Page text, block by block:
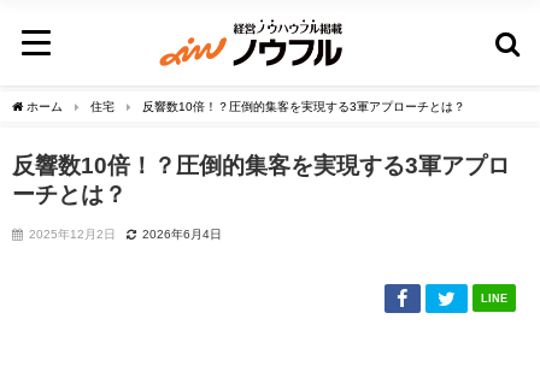
ホーム 住宅 反響数10倍！？圧倒的集客を実現する3軍アプローチとは？
反響数10倍！？圧倒的集客を実現する3軍アプロ
ーチとは？
2025年12月2日 2026年6月4日
LINE